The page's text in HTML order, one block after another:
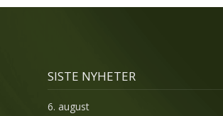
SISTE NYHETER
6. august